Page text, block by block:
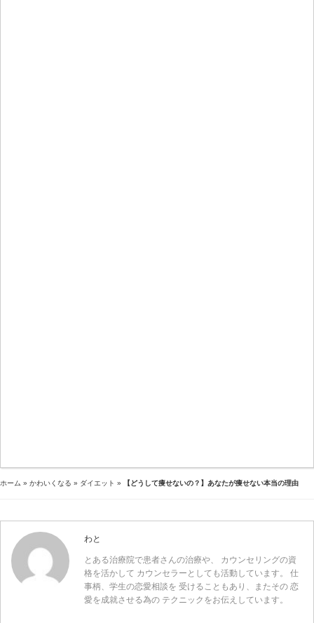
ホーム » かわいくなる » ダイエット » 【どうして痩せないの？】あなたが痩せない本当の理由
わと
とある治療院で患者さんの治療や、 カウンセリングの資
格を活かして カウンセラーとしても活動しています。 仕
事柄、学生の恋愛相談を 受けることもあり、またその 恋
愛を成就させる為の テクニックをお伝えしています。